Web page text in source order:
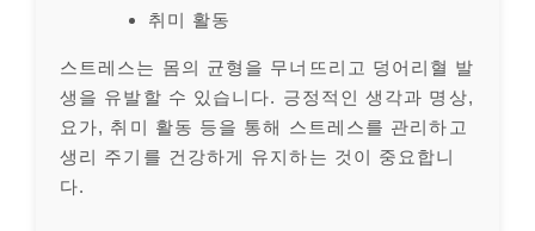
취미 활동
스트레스는 몸의 균형을 무너뜨리고 덩어리혈 발
생을 유발할 수 있습니다. 긍정적인 생각과 명상,
요가, 취미 활동 등을 통해 스트레스를 관리하고
생리 주기를 건강하게 유지하는 것이 중요합니
다.